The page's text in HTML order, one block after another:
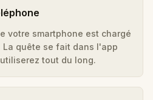
votre smartphone est chargé
La quête se fait dans l'app
tout du long.